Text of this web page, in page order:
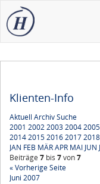
Klienten-Info
Aktuell ArchivSuche
2001 2002200320042005
20142015201620172018
JAN FEB MÄRAPR MAI JUN
Beiträge 7 bis 7von7
« Vorherige Seite
Juni 2007